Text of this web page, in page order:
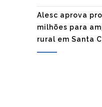
Alesc aprova
milhões para
rural em Santa